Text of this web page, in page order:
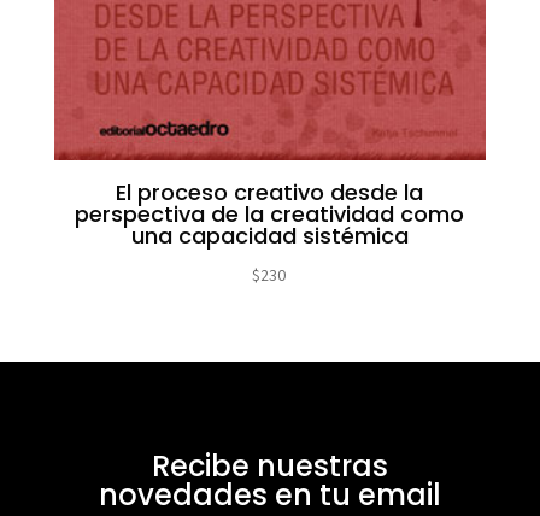
El proceso creativo desde la
perspectiva de la creatividad como
una capacidad sistémica
$230
Recibe nuestras
novedades en tu email